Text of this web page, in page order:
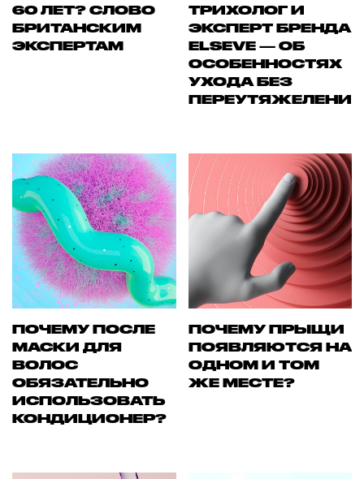
60 ЛЕТ? СЛОВО
БРИТАНСКИМ
ЭКСПЕРТАМ
ТРИХОЛОГ И
ЭКСПЕРТ БРЕНДА
ELSEVE — ОБ
ОСОБЕННОСТЯХ
УХОДА БЕЗ
ПЕРЕУТЯЖЕЛЕНИЯ
ПОЧЕМУ ПОСЛЕ
МАСКИ ДЛЯ
ВОЛОС
ОБЯЗАТЕЛЬНО
ИСПОЛЬЗОВАТЬ
КОНДИЦИОНЕР?
ПОЧЕМУ ПРЫЩИ
ПОЯВЛЯЮТСЯ НА
ОДНОМ И ТОМ
ЖЕ МЕСТЕ?